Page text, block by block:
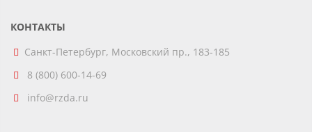
КОНТАКТЫ
Санкт-Петербург, Московский пр., 183-185
8 (800) 600-14-69
info@rzda.ru